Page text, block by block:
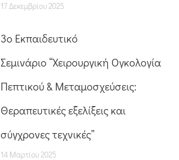
17 Δεκεμβρίου 2025
3ο Εκπαιδευτικό
Σεμινάριο “Χειρουργική Ογκολογία
Πεπτικού & Μεταμοσχεύσεις:
Θεραπευτικές εξελίξεις και
σύγχρονες τεχνικές”
14 Μαρτίου 2025